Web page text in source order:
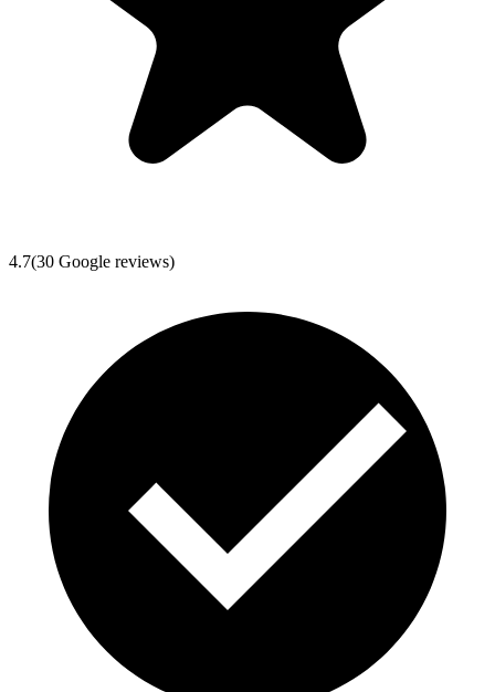
4.7(30 Google reviews)